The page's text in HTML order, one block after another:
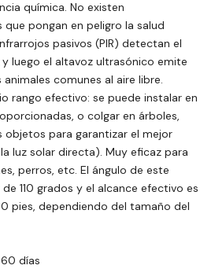
química. No existen
pongan en peligro la salud
pasivos (PIR) detectan el
luego el altavoz ultrasónico emite
comunes al aire libre.
rango efectivo: se puede instalar en
o colgar en árboles,
objetos para garantizar el mejor
luz solar directa). Muy eficaz para
perros, etc. El ángulo de este
110 grados y el alcance efectivo es
pies, dependiendo del tamaño del
días